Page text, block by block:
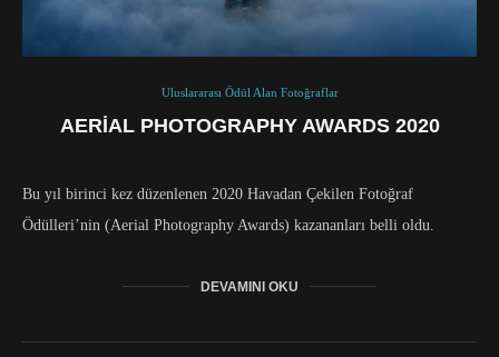
Uluslararası Ödül Alan Fotoğraflar
AERIAL PHOTOGRAPHY AWARDS 2020
Bu yıl birinci kez düzenlenen 2020 Havadan Çekilen Fotoğraf
Ödülleri’nin (Aerial Photography Awards) kazananları belli oldu.
DEVAMINI OKU